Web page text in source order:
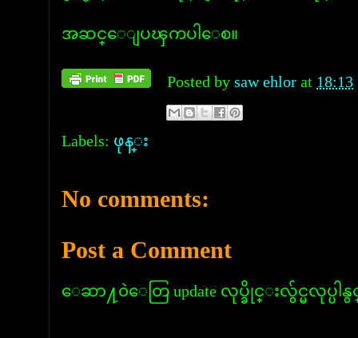
အဆင္ေျပၾကပါေစ။
Posted by saw ehlor at 18:13
Labels: ဖုန္း
No comments:
Post a Comment
ေဆာ႔၀ဲေတြ update လုပ္ခိုင္းလွ်င္မလုပ္ပါနွ